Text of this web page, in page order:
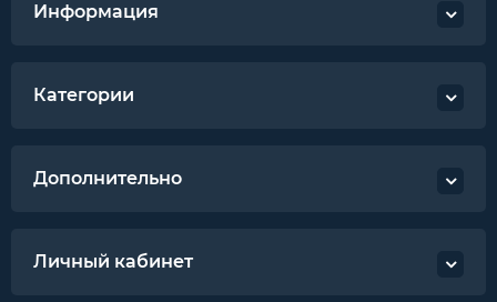
Информация
Категории
Дополнительно
Личный кабинет